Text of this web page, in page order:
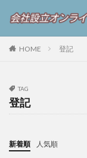
HOME 登記
TAG
登記
新着順 人気順